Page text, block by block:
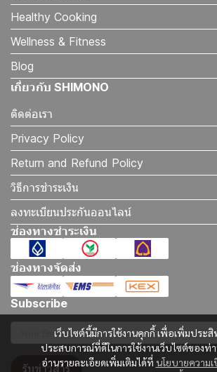
เว็บไซต์นี้มีการใช้งานคุกกี้ เพื่อเพิ่มประ
ประสบการณ์ที่ดีในการใช้งานเว็บไซต์ของท่
อ่านรายละเอียดเพิ่มเติมได้ที่ นโยบายความ
Healthy Cooking
Wellness & Fitness
Blog
เกี่ยวกับ SHIMONO
ติดต่อเรา
Privacy Policy
Return and Refund Policy
วิธีการชำระเงิน
ลงทะเบียนประกันออนไลน์
ช่องทางชำระเงิน
ช่องทางจัดส่ง
Subscribe
รับข่าวสาร